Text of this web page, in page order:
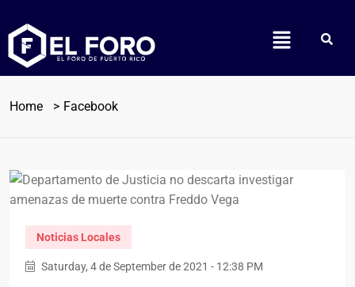
Home Facebook
Noticias Locales
Saturday, 4 de September de 2021 - 12:38 PM